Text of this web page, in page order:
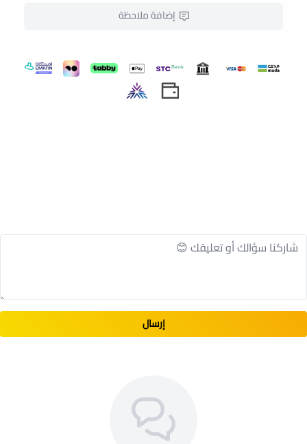
فهو قطعة ضرورية في خزانة كل عاملة
راحة، فالقماش قابل للتمدد في أربع جهات والقصة
مستقيمة ومحتشمة.
يتسبّب في الإصابة بحساسية او شعور بالوخز، كما أنه
القماش جيد التهوية في جميع الأوقات.
بالانتعاش في الصيف بفضل طبيعة القماش.
طريقة العناية بمنتج زي عاملات كويتي للمنزل
يمكن الاعتناء بمنتج زي موحد عاملات عبر اتباع الخطوات
يُغسل يدوياً وآلياً بدرجة حرارة متوسطة.
إضافة ملاحظة
إرسال